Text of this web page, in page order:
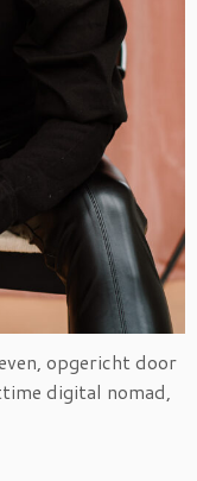
opgericht door
digital nomad,